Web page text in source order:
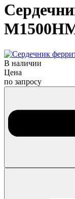
В наличии
Цена
по запросу